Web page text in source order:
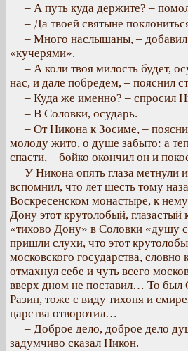
– А путь куда держите? –
– Да твоей святыне
– Много наслышаны, –
«кучерями».
– А коли твоя милость будет,
нас, и дале побредем, – пояснил
– Куда же именно? – спросил
– В Соловки, осударь.
– От Никона к Зосиме, –
молоду жито, о душе забыто: а
спасти, – бойко окончил он и
У Никона опять глаза метнули
вспомнил, что лет шесть тому
Воскресенском монастыре, к
Дону этот крутолобый, глазастый
«тихово Дону» в Соловки «душу
пришли слухи, что этот
московского государства, словно
отмахнул себе и чуть всего
вверх дном не поставил… То был
Разин, тоже с виду тихоня и
царства отворотил…
– Доброе дело, доброе дело
задумчиво сказал Никон.